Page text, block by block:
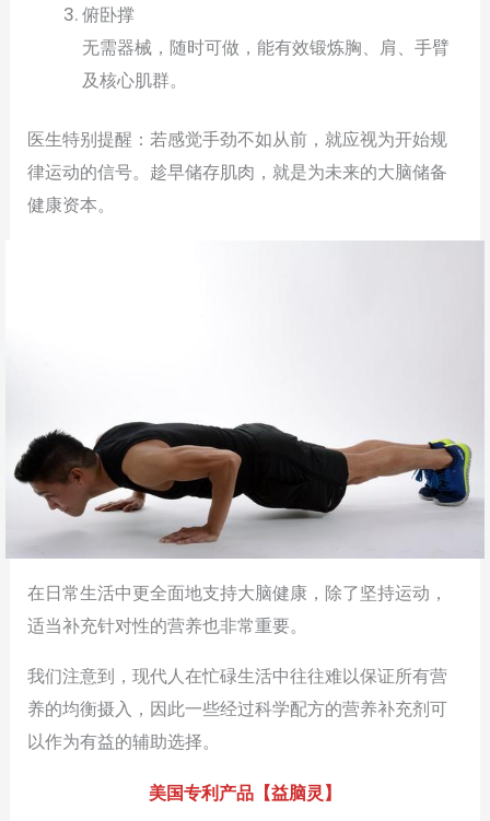
俯卧撑
无需器械，随时可做，能有效锻炼胸、肩、手臂
及核心肌群。
医生特别提醒：若感觉手劲不如从前，就应视为开始规
律运动的信号。趁早储存肌肉，就是为未来的大脑储备
健康资本。
在日常生活中更全面地支持大脑健康，除了坚持运动，
适当补充针对性的营养也非常重要。
我们注意到，现代人在忙碌生活中往往难以保证所有营
养的均衡摄入，因此一些经过科学配方的营养补充剂可
以作为有益的辅助选择。
美国专利产品【益脑灵】